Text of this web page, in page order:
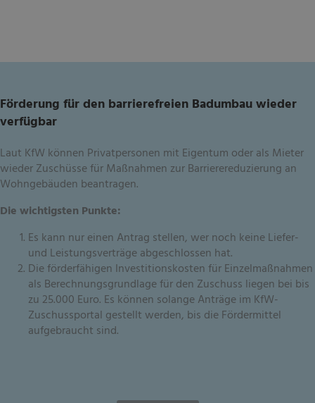
Förderung für den barrierefreien Badumbau wieder
verfügbar
Laut KfW können Privatpersonen mit Eigentum oder als Mieter
wieder Zuschüsse für Maßnahmen zur Barrierereduzierung an
Wohngebäuden beantragen.
Die wichtigsten Punkte:
Es kann nur einen Antrag stellen, wer noch keine Liefer-
und Leistungsverträge abgeschlossen hat.
Die förderfähigen Investitionskosten für Einzelmaßnahmen
als Berechnungsgrundlage für den Zuschuss liegen bei bis
zu 25.000 Euro. Es können solange Anträge im KfW-
Zuschussportal gestellt werden, bis die Fördermittel
aufgebraucht sind.